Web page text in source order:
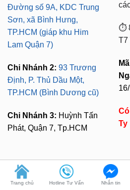
Đường số 9A, KDC Trung
Sơn, xã Bình Hưng,
TP.HCM (giáp khu Him
Lam Quận 7)
Chi Nhánh 2: 93 Trương
Định, P. Thủ Dầu Một,
TP.HCM (Bình Dương cũ)
Chi Nhánh 3: Huỳnh Tấn
Phát, Quận 7, Tp.HCM
⏱️
T7
Ty
CHÍNH SÁCH MUA HÀNG
Bảo Mật Thông Tin
Trang chủ Hotline Tư Vấn Nhắn tin